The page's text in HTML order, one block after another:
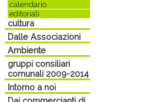
calendario
editoriali
cultura
Dalle Associazioni
Ambiente
gruppi consiliari
comunali 2009-2014
Intorno a noi